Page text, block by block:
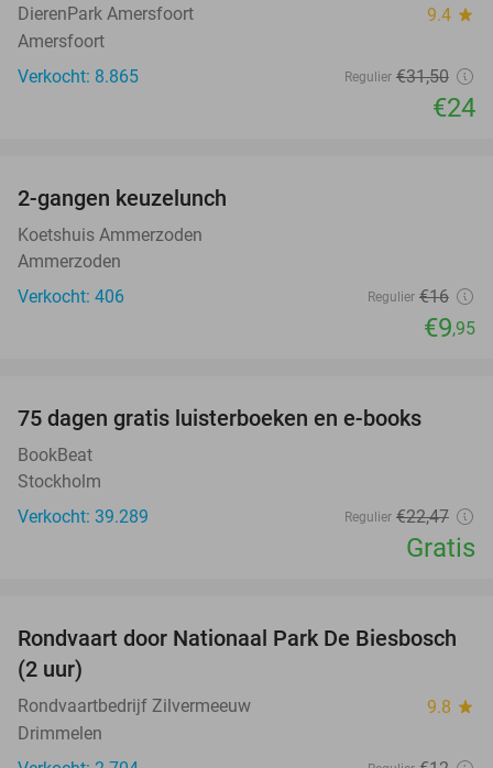
DierenPark Amersfoort 9.4 star
Amersfoort
Verkocht: 8.865
Regulier €31,50
€24
2-gangen keuzelunch
Koetshuis Ammerzoden
Ammerzoden
Verkocht: 406
Regulier €16
€9,95
75 dagen gratis luisterboeken en e-books
BookBeat
Stockholm
Verkocht: 39.289
Regulier €22,47
Gratis
21%
Rondvaart door Nationaal Park De Biesbosch
(2 uur)
Rondvaartbedrijf Zilvermeeuw 9.8 star
Drimmelen